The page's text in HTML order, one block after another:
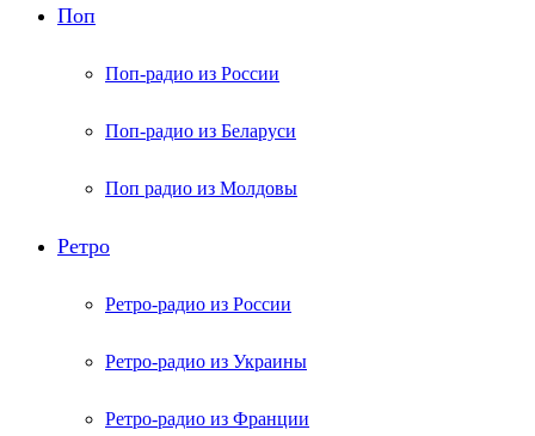
Поп
Поп-радио из России
Поп-радио из Беларуси
Поп радио из Молдовы
Ретро
Ретро-радио из России
Ретро-радио из Украины
Ретро-радио из Франции